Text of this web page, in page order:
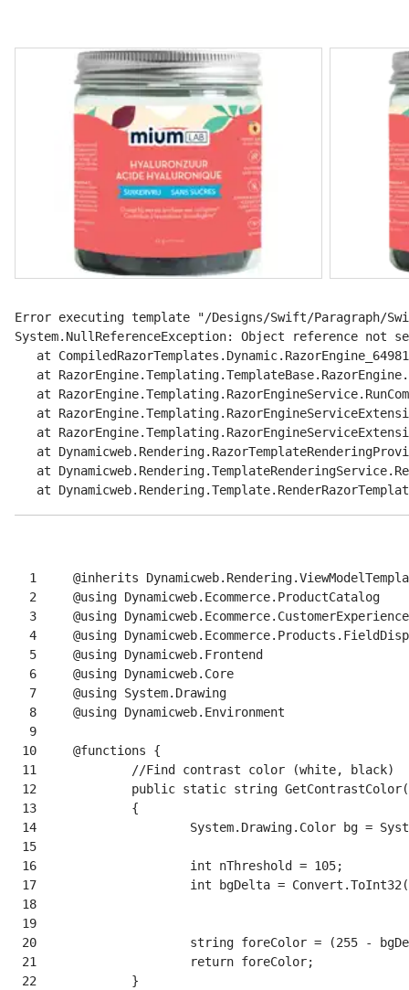
Error executing template "/Designs/Swift/Paragraph/
System.NullReferenceException: Object reference
at
at
at
at
at
at
at
  1
  2
  3
  4
  5
  6
  7
  8
  9
10
11
12
13
14
15
16
17
18
19
20
21
22